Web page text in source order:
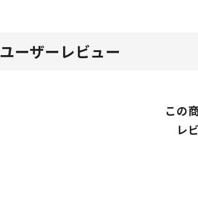
ユーザーレビュー
この
レ